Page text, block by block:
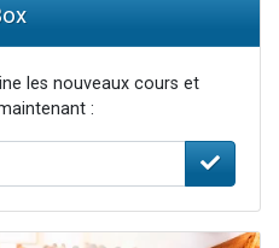
les nouveaux cours et
: